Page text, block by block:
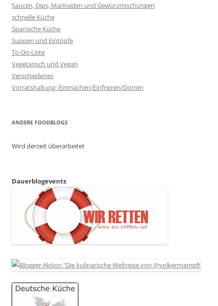
Saucen, Dips, Marinaden und Gewürzmischungen
schnelle Küche
Spanische Küche
Suppen und Eintöpfe
To-Do-Liste
Vegetarisch und Vegan
Verschiedenes
Vorratshaltung: Einmachen/Einfrieren/Dörren
ANDERE FOODBLOGS
Wird derzeit überarbeitet
Dauerblogevents